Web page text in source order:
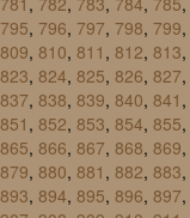
795, 796, 797, 798, 799,
809, 810, 811 , 812, 813,
823, 824, 825, 826, 827,
837, 838, 839, 840, 841 ,
851 , 852, 853, 854, 855,
865, 866, 867, 868, 869,
879, 880, 881 , 882, 883,
893, 894, 895, 896, 897,